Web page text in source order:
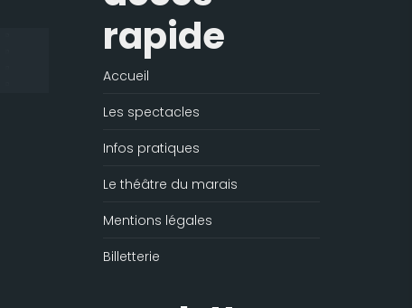
rapide
Accueil
Les spectacles
Infos pratiques
Le théâtre du marais
Mentions légales
Billetterie